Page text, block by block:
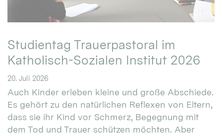
Studientag Trauerpastoral im
Katholisch-Sozialen Institut 2026
20. Juli 2026
Auch Kinder erleben kleine und große Abschiede.
Es gehört zu den natürlichen Reflexen von Eltern,
dass sie ihr Kind vor Schmerz, Begegnung mit
dem Tod und Trauer schützen möchten. Aber